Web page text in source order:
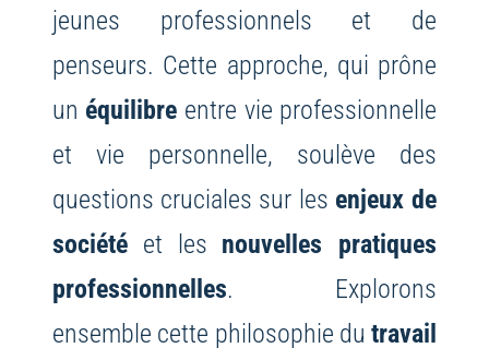
jeunes professionnels et de
penseurs. Cette approche, qui prône
un équilibre entre vie professionnelle
et vie personnelle, soulève des
questions cruciales sur les enjeux de
sociétéet les nouvelles pratiques
professionnelles. Explorons
ensemble cette philosophie dutravail